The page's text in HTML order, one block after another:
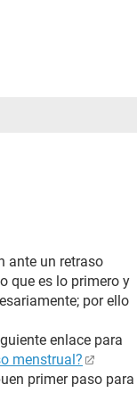
ante un retraso
que es lo primero y
por ello
enlace para
menstrual?
primer paso para